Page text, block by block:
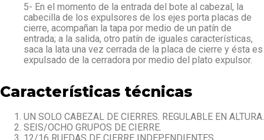
5- En el momento de la entrada del bote al cabezal, la
cabecilla de los expulsores de los ejes porta placas de
cierre, acompañan la tapa por medio de un patín de
entrada; a la salida, otro patín de iguales características,
saca la lata una vez cerrada de la placa de cierre y ésta es
expulsado de la cerradora por medio del plato expulsor.
Características técnicas
UN SOLO CABEZAL DE CIERRES. REGULABLE EN ALTURA.
SEIS/OCHO GRUPOS DE CIERRE.
12/16 RUEDAS DE CIERRE INDEPENDIENTES.